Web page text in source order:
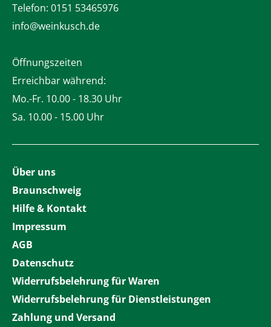
Telefon: 0151 53465976
info@weinkusch.de
Öffnungszeiten
Erreichbar während:
Mo.-Fr. 10.00 - 18.30 Uhr
Sa. 10.00 - 15.00 Uhr
Über uns
Braunschweig
Hilfe & Kontakt
Impressum
AGB
Datenschutz
Widerrufsbelehrung für Waren
Widerrufsbelehrung für Dienstleistungen
Zahlung und Versand